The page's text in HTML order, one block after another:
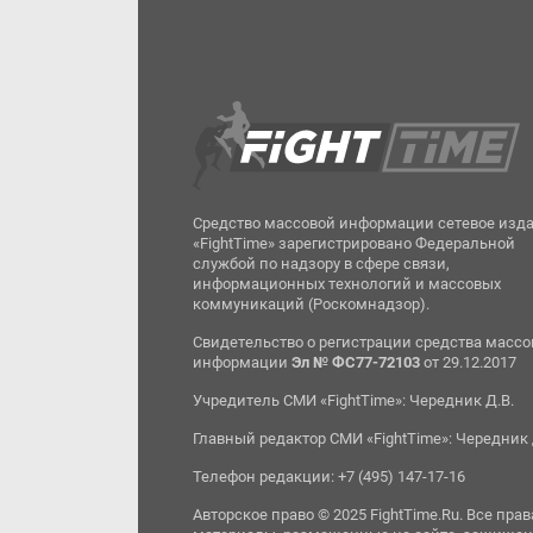
Средство массовой информации сетевое
«FightTime» зарегистрировано Федеральной
службой по надзору в сфере связи,
информационных технологий и массовых
коммуникаций (Роскомнадзор).
Свидетельство о регистрации средства
информацииЭл № ФС77-72103 от 29.12.2017
Учредитель СМИ «FightTime»: Чередник Д.В.
Главный редактор СМИ «FightTime»: Чередник
Телефон редакции: +7 (495) 147-17-16
Авторское право © 2025 FightTime.Ru. Все